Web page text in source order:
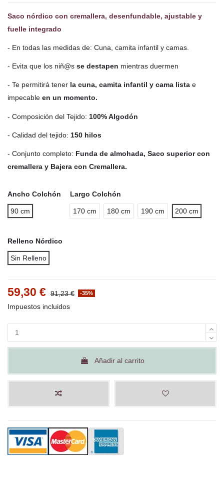
Saco nórdico con cremallera, desenfundable, ajustable y
fuelle integrado
- En todas las medidas de: Cuna, camita infantil y camas.
- Evita que los niñ@s se destapen mientras duermen
- Te permitirá tener la cuna, camita infantil y cama lista e
impecable en un momento.
- Composición del Tejido: 100% Algodón
- Calidad del tejido: 150 hilos
- Conjunto completo: Funda de almohada, Saco superior con
cremallera y Bajera con Cremallera.
Ancho Colchón
90 cm
Largo Colchón
170 cm 180 cm 190 cm 200 cm
Relleno Nórdico
Sin Relleno
59,30 € 91,23 € -35%
Impuestos incluidos
Añadir al carrito